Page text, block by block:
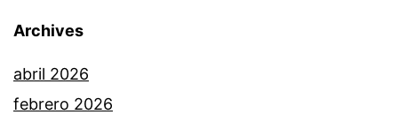
Archives
abril 2026
febrero 2026